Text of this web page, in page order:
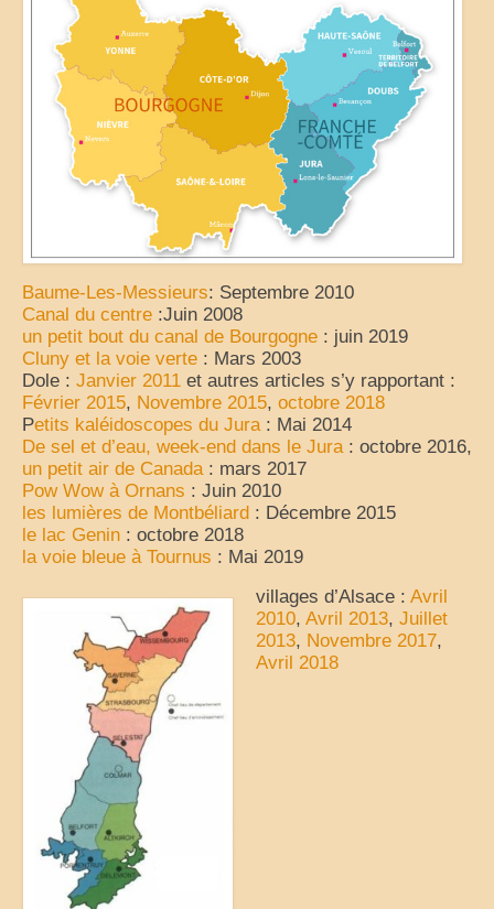
Baume-Les-Messieurs: Septembre 2010
Canal du centre :Juin 2008
un petit bout du canal de Bourgogne : juin 2019
Cluny et la voie verte : Mars 2003
Dole : Janvier 2011 et autres articles s’y rapportant :
Février 2015, Novembre 2015, octobre 2018
Petits kaléidoscopes du Jura: Mai 2014
De sel et d’eau, week-end dans le Jura: octobre 2016,
un petit air de Canada: mars 2017
Pow Wow à Ornans : Juin 2010
les lumières de Montbéliard : Décembre 2015
le lac Genin : octobre 2018
la voie bleue à Tournus : Mai 2019
villages d’Alsace : Avril
2010, Avril 2013, Juillet
2013, Novembre 2017,
Avril 2018